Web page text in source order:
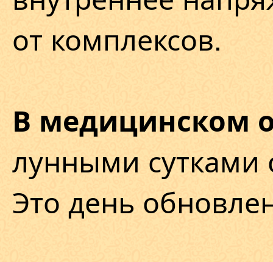
от комплексов.
В медицинском
лунными сутками
Это день